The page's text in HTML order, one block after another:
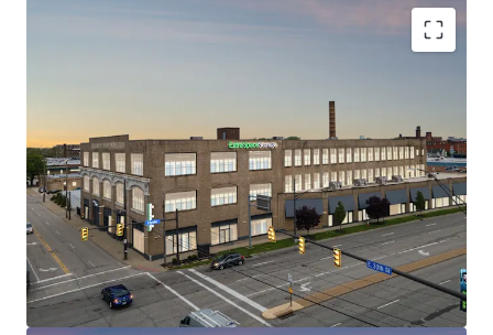
Assetklasse
Sondernutzun
g
Gebäudefläche
brutto
9.835 m²
Vermietungsstan
d
95,4 %
STRONG IN-PLACE CASH FLOW WITH REVENUE
UPSIDE
WELL POSITIONED WITH EXCELLENT TRADE AREA
DEMOGRAPHICS AND ACCESSIBILITY
CLASS A, HIGH QUALITY ASSETS AT ATTRACTIVE
BASIS
LIMITED CURRENT & ONCOMING SUPPLY
SELF STORAGE – RESILIENT AND DEFENSIVE ASSET
CLASS